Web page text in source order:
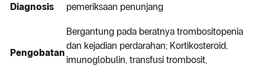
Diagnosis
pemeriksaan penunjang
Pengobatan
Bergantung pada beratnya trombositopenia
dan kejadian perdarahan; Kortikosteroid,
imunoglobulin, transfusi trombosit,